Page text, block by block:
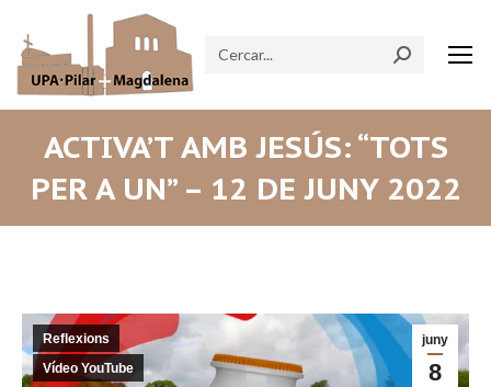
Search:
ACTIVA’T AMB JESÚS: “TOTS
PER A UN” – 12 DE JUNY 2022
juny
8
Reflexions
Vídeo YouTube